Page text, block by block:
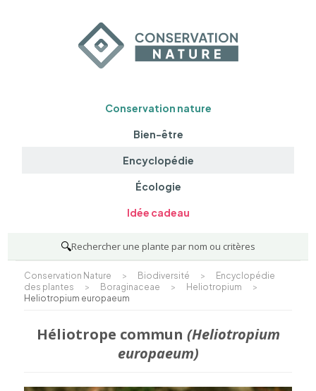
Conservation nature
Bien-être
Encyclopédie
Écologie
Idée cadeau
🔍Rechercher une plante par nom ou critères
Conservation Nature > Biodiversité >
Encyclopédie
des plantes
> Boraginaceae > Heliotropium
>
Heliotropium europaeum
Héliotrope commun (Heliotropium
europaeum)